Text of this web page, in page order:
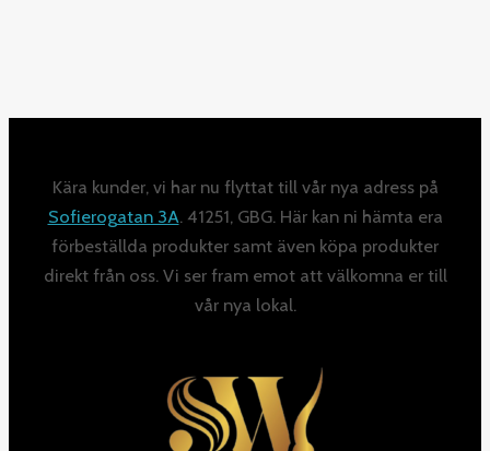
Kära kunder, vi har nu flyttat till vår nya adress på
Sofierogatan 3A. 41251, GBG. Här kan ni hämta era
förbeställda produkter samt även köpa produkter
direkt från oss. Vi ser fram emot att välkomna er till
vår nya lokal.